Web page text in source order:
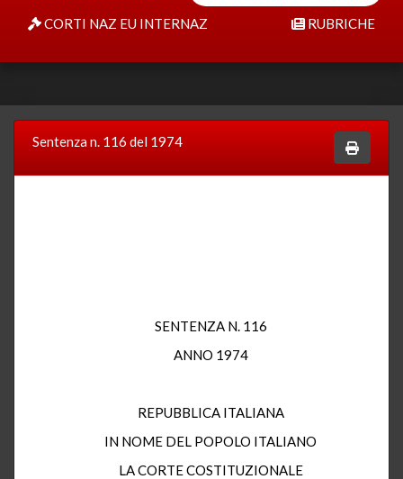
CORTI NAZ EU INTERNAZ RUBRICHE
Sentenza n. 116 del 1974
SENTENZA N. 116
ANNO 1974
REPUBBLICA ITALIANA
IN NOME DEL POPOLO ITALIANO
LA CORTE COSTITUZIONALE